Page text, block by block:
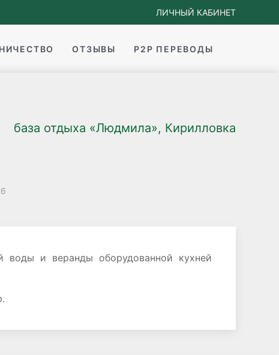
ЛИЧНЫЙ КАБИНЕТ
ОТЗЫВЫ P2P ПЕРЕВОДЫ
база отдыха «Людмила», Кирилловка
воды и веранды оборудованной кухней